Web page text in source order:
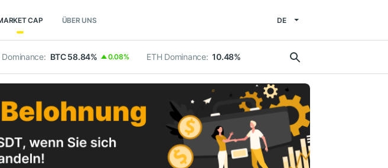
CAP ÜBER UNS DE
Dominance: BTC 58.84% 0.08% ETH Dominance: 10.48%